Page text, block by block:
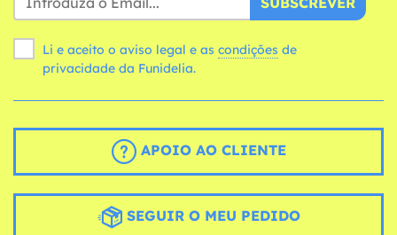
Li e aceito o aviso legal e as condições
privacidade da Funidelia.
APOIO AO CLIENTE
SEGUIR O MEU PEDIDO